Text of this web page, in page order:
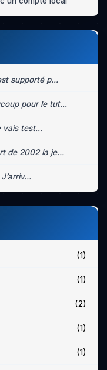
supporté p...
pour le tut...
vais test...
de 2002 la je...
(1)
(1)
(2)
(1)
(1)